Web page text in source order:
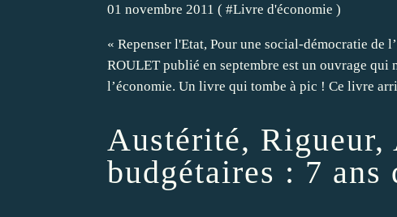
01 novembre 2011 ( #Livre d'économie )
« Repenser l'Etat, Pour une social-démocratie
ROULET publié en septembre est un ouvrage qui
l’économie. Un livre qui tombe à pic ! Ce livre
Austérité, Rigueur,
budgétaires : 7